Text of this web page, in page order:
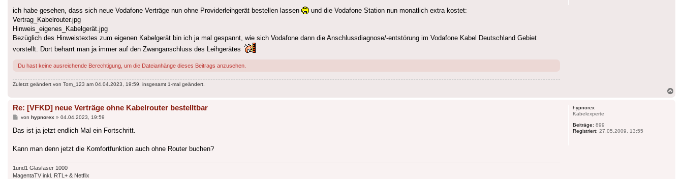
ich habe gesehen, dass sich neue Vodafone Verträge nun ohne Providerleihgerät bestellen lassen
und die Vodafone Station nun monatlich extra kostet:
Vertrag_Kabelrouter.jpg
Hinweis_eigenes_Kabelgerät.jpg
Bezüglich des Hinweistextes zum eigenen Kabelgerät bin ich ja mal gespannt, wie sich Vodafone dann die Anschlussdiagnose/-entstörung im Vodafone Kabel Deutschland Gebiet
vorstellt. Dort beharrt man ja immer auf den Zwanganschluss des Leihgerätes
Du hast keine ausreichende Berechtigung, um die Dateianhänge dieses Beitrags anzusehen.
Zuletzt geändert von Tom_123 am 04.04.2023, 19:59, insgesamt 1-mal geändert.
hypnorex
Kabelexperte
Beiträge: 899
Registriert: 27.05.2009, 13:55
Re: [VFKD] neue Verträge ohne Kabelrouter bestelltbar
Beitrag
von hypnorex » 04.04.2023, 19:59
Das ist ja jetzt endlich Mal ein Fortschritt.
Kann man denn jetzt die Komfortfunktion auch ohne Router buchen?
1und1 Glasfaser 1000
MagentaTV inkl. RTL+ & Netflix